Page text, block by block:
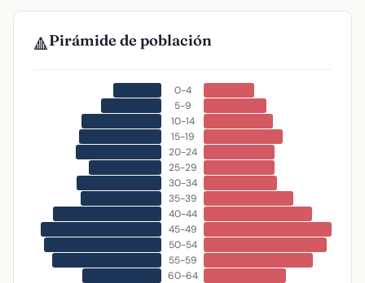
🔺Pirámide de población
0-4
5-9
10-14
15-19
20-24
25-29
30-34
35-39
40-44
45-49
50-54
55-59
60-64